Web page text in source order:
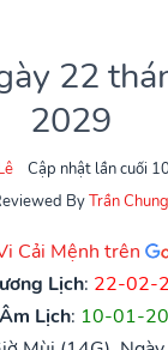
22
2029
Cập nhật lần cuối
ByTrần Chung
Cải Mệnh trên
Lịch: 22-02-
Âm Lịch: 10-01-